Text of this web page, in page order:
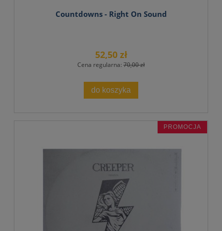
Countdowns - Right On Sound
52,50 zł
Cena regularna: 70,00 zł
do koszyka
PROMOCJA